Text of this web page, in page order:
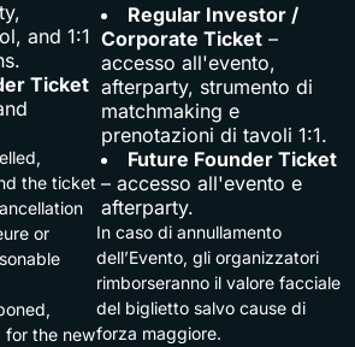
and 1:1
Ticket
the ticket
or
for the new
Regular Investor /
Corporate Ticket –
accesso all'evento,
afterparty, strumento di
matchmaking e
prenotazioni di tavoli 1:1.
Future Founder Ticket
– accesso all'evento e
afterparty.
In caso di annullamento
dell’Evento, gli organizzatori
rimborseranno il valore facciale
del biglietto salvo cause di
forza maggiore.